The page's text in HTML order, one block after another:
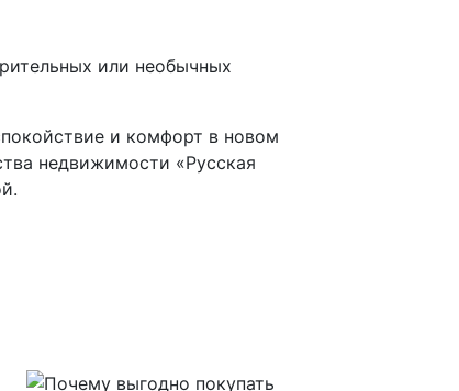
или необычных
и комфорт в новом
недвижимости «Русская